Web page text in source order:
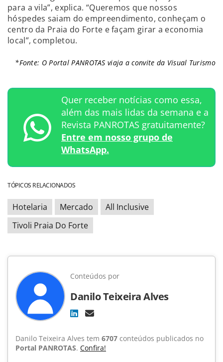
para a vila”, explica. “Queremos que nossos
hóspedes saiam do empreendimento, conheçam o
centro da Praia do Forte e façam girar a economia
local”, completou.
*Fonte: O Portal PANROTAS viaja a convite da Visual Turismo
Quer receber notícias como essa,
além das mais lidas da semana e a
Revista PANROTAS gratuitamente?
Entre em nosso grupo de
WhatsApp.
TÓPICOS RELACIONADOS
Hotelaria Mercado
All Inclusive
Tivoli Praia Do Forte
Conteúdos por
Danilo Teixeira Alves
Danilo Teixeira Alves tem 6707 conteúdos publicados no
Portal PANROTAS. Confira!